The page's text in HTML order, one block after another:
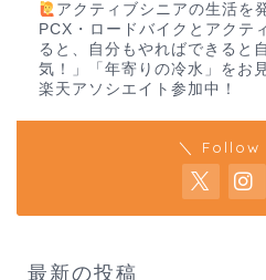
アクティブシニアの生活を
PCX・ロードバイクとアクテ
ると、自分もやればできると
気！」「年寄りの冷水」をお
楽天アソシエイト参加中！
＼ Follow
最新の投稿